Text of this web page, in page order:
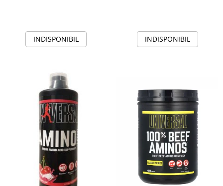
INDISPONIBIL INDISPONIBIL